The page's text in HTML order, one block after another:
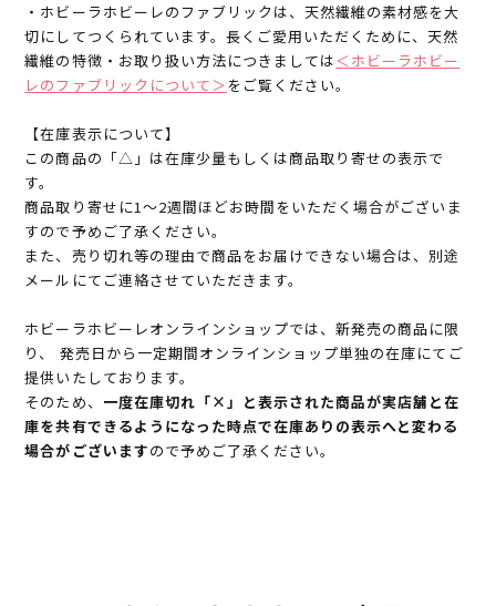
・ホビーラホビーレのファブリックは、天然繊維の素材感を大
切にしてつくられています。長くご愛用いただくために、天然
繊維の特徴・お取り扱い方法につきましては＜ホビーラホビー
レのファブリックについて＞ をご覧ください。
【在庫表示について】
この商品の「△」は在庫少量もしくは商品取り寄せの表示で
す。
商品取り寄せに1～2週間ほどお時間をいただく場合がございま
すので予めご了承ください。
また、売り切れ等の理由で商品をお届けできない場合は、別途
メールにてご連絡させていただきます。
ホビーラホビーレオンラインショップでは、新発売の商品に限
り、 発売日から一定期間オンラインショップ単独の在庫にてご
提供いたしております。
そのため、 一度在庫切れ「×」と表示された商品が実店舗と在
庫を共有できるようになった時点で在庫ありの表示へと変わる
場合がございますので予めご了承ください。